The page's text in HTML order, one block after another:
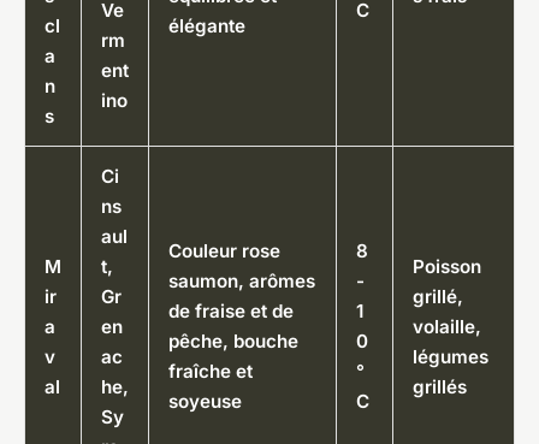
cl
a
n
s
Ve
rm
ent
ino
élégante
C
M
ir
a
v
al
Ci
ns
aul
t,
Gr
en
ac
he,
Sy
Couleur rose
saumon, arômes
de fraise et de
pêche, bouche
fraîche et
soyeuse
8
-
1
0
°
C
Poisson
grillé,
volaille,
légumes
grillés